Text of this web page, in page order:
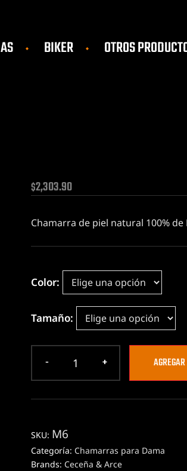
BIKER OTROS
$2,303.90
Chamarra de piel natural 100% de
Color
Tamaño
SKU: M6
Categoría:Chamarras para Dama
Brands:Ceceña & Arce